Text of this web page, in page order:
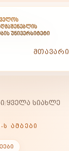
ᲛᲗᲐᲕᲐᲠᲘ
/ᲧᲕᲔᲚᲐ ᲡᲘᲐᲮᲚᲔ
Ს ᲐᲛᲑᲔᲑᲘ